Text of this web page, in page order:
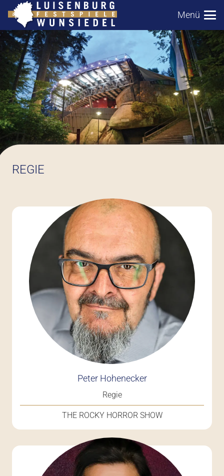
Menü
REGIE
Peter Hohenecker
Regie
THE ROCKY HORROR SHOW